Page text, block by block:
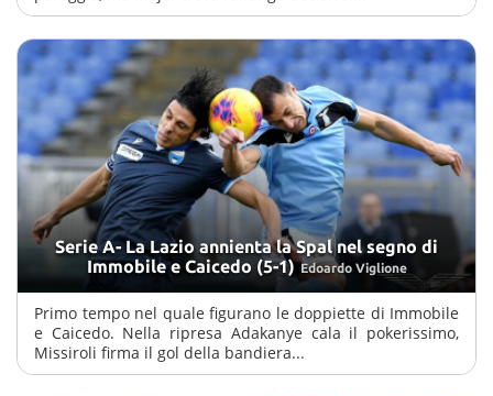
Serie A- La Lazio annienta la Spal nel segno di
Immobile e Caicedo (5-1) Edoardo Viglione
Primo tempo nel quale figurano le doppiette di Immobile
e Caicedo. Nella ripresa Adakanye cala il pokerissimo,
Missiroli firma il gol della bandiera...